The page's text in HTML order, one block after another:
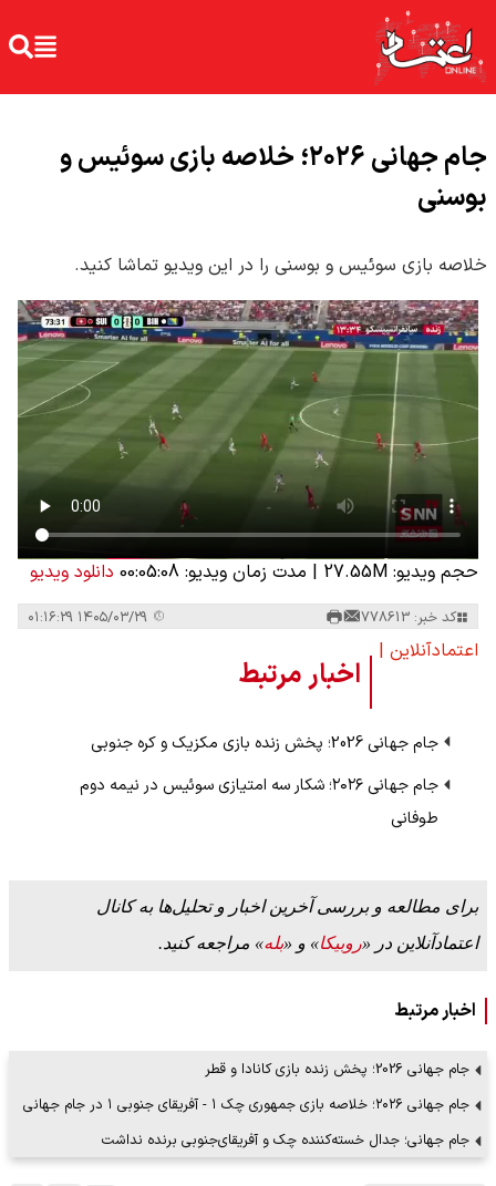
جام جهانی ۲۰۲۶؛ خلاصه بازی سوئیس و
بوسنی
خلاصه بازی سوئیس و بوسنی را در این ویدیو تماشا کنید.
حجم ویدیو: 27.55M | مدت زمان ویدیو: 00:05:08 دانلود ویدیو
کد خبر: 778613
اعتمادآنلاین |
اخبار مرتبط
جام جهانی 2026؛ پخش زنده بازی مکزیک و کره جنوبی
جام جهانی ۲۰۲۶؛ شکار سه امتیازی‌ سوئیس در نیمه دوم
طوفانی
برای مطالعه و بررسی آخرین اخبار و تحلیل‌ها به کانال
اعتمادآنلاین در «روبیکا» و «بله» مراجعه کنید.
اخبار مرتبط
جام جهانی 2026؛ پخش زنده بازی کانادا و قطر
جام جهانی ۲۰۲۶؛ خلاصه بازی جمهوری چک ۱ - آفریقای جنوبی ۱ در جام جهانی
جام جهانی؛ جدال خسته‌کننده چک و آفریقای‌جنوبی برنده نداشت